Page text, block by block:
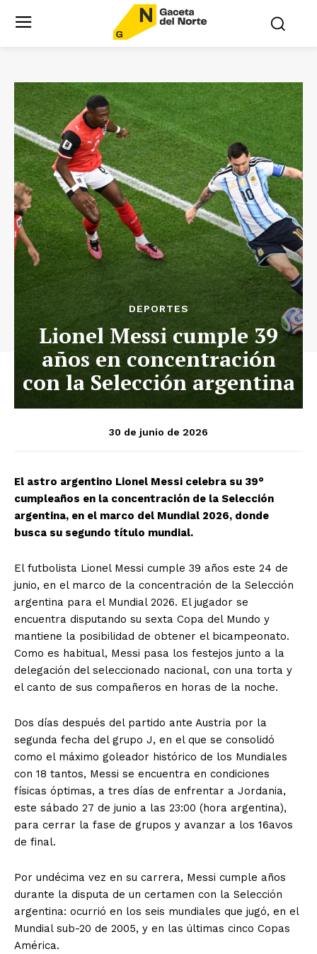
DEPORTES
Lionel Messi cumple 39
años en concentración
con la Selección argentina
30 de junio de 2026
El astro argentino Lionel Messi celebra su 39°
cumpleaños en la concentración de la Selección
argentina, en el marco del Mundial 2026, donde
busca su segundo título mundial.
El futbolista Lionel Messi cumple 39 años este 24 de
junio, en el marco de la concentración de la Selección
argentina para el Mundial 2026. El jugador se
encuentra disputando su sexta Copa del Mundo y
mantiene la posibilidad de obtener el bicampeonato.
Como es habitual, Messi pasa los festejos junto a la
delegación del seleccionado nacional, con una torta y
el canto de sus compañeros en horas de la noche.
Dos días después del partido ante Austria por la
segunda fecha del grupo J, en el que se consolidó
como el máximo goleador histórico de los Mundiales
con 18 tantos, Messi se encuentra en condiciones
físicas óptimas, a tres días de enfrentar a Jordania,
este sábado 27 de junio a las 23:00 (hora argentina),
para cerrar la fase de grupos y avanzar a los 16avos
de final.
Por undécima vez en su carrera, Messi cumple años
durante la disputa de un certamen con la Selección
argentina: ocurrió en los seis mundiales que jugó, en el
Mundial sub-20 de 2005, y en las últimas cinco Copas
América.